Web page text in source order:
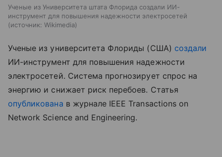
Ученые из Университета штата Флорида создали ИИ-
инструмент для повышения надежности электросетей
источник: Wikimedia
Ученые из университета Флориды (США) создали
ИИ-инструмент для повышения надежности
электросетей. Система прогнозирует спрос на
энергию и снижает риск перебоев. Статья
опубликована в журнале IEEE Transactions on
Network Science and Engineering.